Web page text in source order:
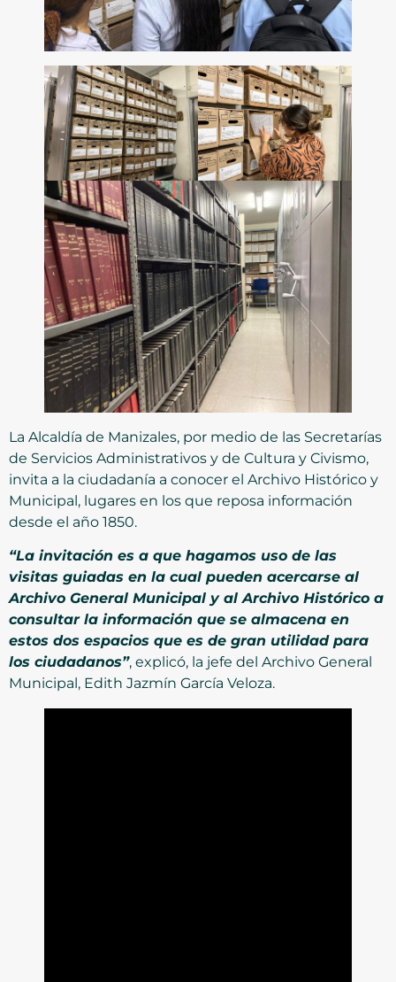
La Alcaldía de Manizales, por medio de las Secretarías
de Servicios Administrativos y de Cultura y Civismo,
invita a la ciudadanía a conocer el Archivo Histórico y
Municipal, lugares en los que reposa información
desde el año 1850.
“La invitación es a que hagamos uso de las
visitas guiadas en la cual pueden acercarse al
Archivo General Municipal y al Archivo Histórico a
consultar la información que se almacena en
estos dos espacios que es de gran utilidad para
los ciudadanos”, explicó, la jefe del Archivo General
Municipal, Edith Jazmín García Veloza.